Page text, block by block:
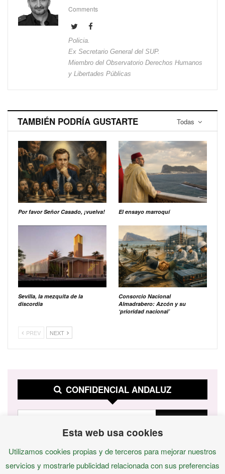
Comments
Policia.
Ex Secretario General del SUP.
Miembro del Observatorio Derechos Humanos
y Libertades Públicas
Todas
TAMBIÉN PODRÍA GUSTARTE
Por favor Señor Casado, ¡vuelva! El ensayo marroquí
Sevilla, la mezquita de la
discordia
Consorcio Nacional
Almadrabero: Azcón y su
‘prioridad nacional’
PREV NEXT
CONFIDENCIAL ANDALUZ
Esta web usa cookies
Utilizamos cookies propias y de terceros para mejorar nuestros
servicios y mostrarle publicidad relacionada con sus preferencias